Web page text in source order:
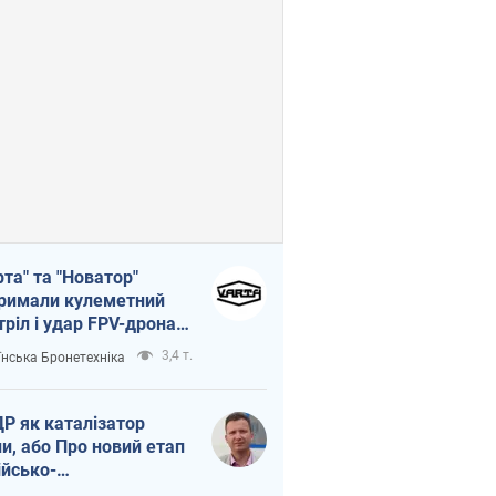
та "Новатор"
кулеметний
і удар FPV-дрона,
життя
ЗСУ
Бронетехніка 3,4 т.
як каталізатор
або Про новий етап